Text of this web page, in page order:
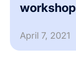
workshop
April 7, 2021